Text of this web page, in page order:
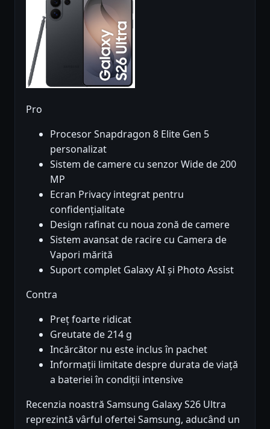
Pro
Procesor Snapdragon 8 Elite Gen 5
personalizat
Sistem de camere cu senzor Wide de 200
MP
Ecran Privacy integrat pentru
confidențialitate
Design rafinat cu noua zonă de camere
Sistem avansat de racire cu Camera de
Vapori mărită
Suport complet Galaxy AI și Photo Assist
Contra
Preț foarte ridicat
Greutate de 214 g
Incărcător nu este inclus în pachet
Informații limitate despre durata de viață
a bateriei în condiții intensive
Recenzia noastră Samsung Galaxy S26 Ultra
reprezintă vârful ofertei Samsung, aducând un